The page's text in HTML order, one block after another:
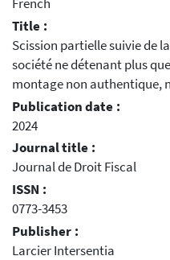
French
Title :
Scission partielle suivie de
société ne détenant plus
montage non authentique,
Publication date :
2024
Journal title :
Journal de Droit Fiscal
ISSN :
0773-3453
Publisher :
Larcier Intersentia